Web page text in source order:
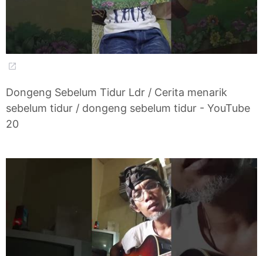
Dongeng Sebelum Tidur Ldr / Cerita menarik
sebelum tidur / dongeng sebelum tidur - YouTube
20